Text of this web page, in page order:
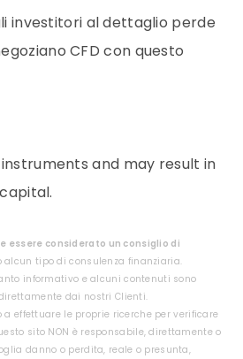
investitori al dettaglio perde
CFD con questo
and may result in
essere considerato un consiglio di
alcun tipo di consulenza finanziaria.
informativo e alcuni contenuti sono
dai nostri Clienti.
effettuare le proprie ricerche per verificare
sito NON è responsabile, direttamente o
danno o perdita, reale o presunta,